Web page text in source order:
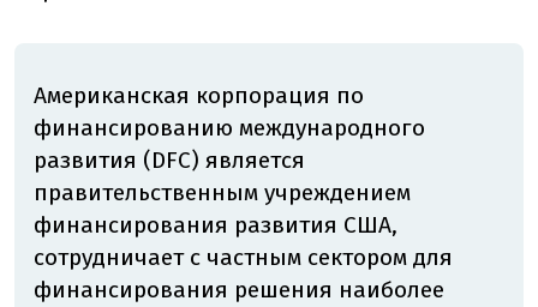
Американская корпорация по
финансированию международного
развития (DFC) является
правительственным учреждением
финансирования развития США,
сотрудничает с частным сектором для
финансирования решения наиболее